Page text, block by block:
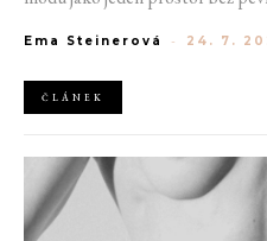
klasické týdny módy mohou brzy
Ema Steinerová - 24. 7.
ČLÁNEK